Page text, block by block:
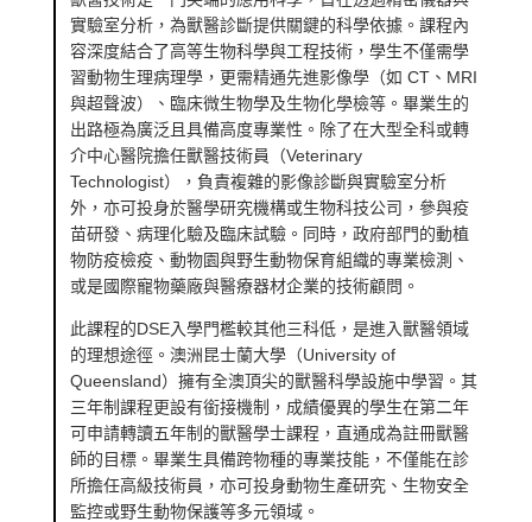
實驗室分析，為獸醫診斷提供關鍵的科學依據。課程內
容深度結合了高等生物科學與工程技術，學生不僅需學
習動物生理病理學，更需精通先進影像學（如 CT、MRI
與超聲波）、臨床微生物學及生物化學檢等。畢業生的
出路極為廣泛且具備高度專業性。除了在大型全科或轉
介中心醫院擔任獸醫技術員（Veterinary
Technologist），負責複雜的影像診斷與實驗室分析
外，亦可投身於醫學研究機構或生物科技公司，參與疫
苗研發、病理化驗及臨床試驗。同時，政府部門的動植
物防疫檢疫、動物園與野生動物保育組織的專業檢測、
或是國際寵物藥廠與醫療器材企業的技術顧問。
此課程的DSE入學門檻較其他三科低，是進入獸醫領域
的理想途徑。澳洲昆士蘭大學（University of
Queensland）擁有全澳頂尖的獸醫科學設施中學習。其
三年制課程更設有銜接機制，成績優異的學生在第二年
可申請轉讀五年制的獸醫學士課程，直通成為註冊獸醫
師的目標。畢業生具備跨物種的專業技能，不僅能在診
所擔任高級技術員，亦可投身動物生產研究、生物安全
監控或野生動物保護等多元領域。